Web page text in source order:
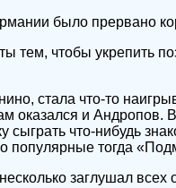
было прервано
тем, чтобы укрепить
стала что-то
оказался и Андропов.
что-нибудь
популярные тогда
заглушал всех